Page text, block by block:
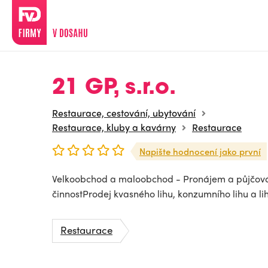
21 GP, s.r.o.
Restaurace, cestování, ubytování
Restaurace, kluby a kavárny
Restaurace
Napište hodnocení jako první
Velkoobchod a maloobchod - Pronájem a
činnostProdej kvasného lihu, konzumního lihu a
Restaurace